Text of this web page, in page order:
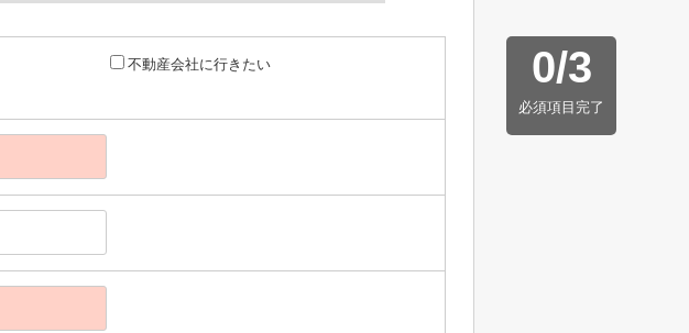
0/3
必須項目完了
不動産会社に行きたい